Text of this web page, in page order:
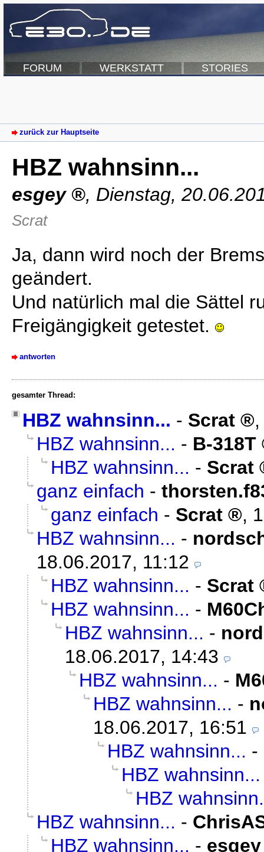
FORUM WERKSTATT STORIES
zurück zur Hauptseite
HBZ wahnsinn...
esgey , Dienstag,
Scrat
Ja, dann wird noch der
geändert.
Und natürlich mal die Sättel
Freigängigkeit getestet.
antworten
gesamter Thread:
HBZ wahnsinn... - Scrat
HBZ wahnsinn... - B-318T
HBZ wahnsinn... - Scrat
ganz einfach -
ganz einfach - Scrat ,
HBZ wahnsinn... -
18.06.2017, 11:12
HBZ wahnsinn... - Scrat
HBZ wahnsinn... -
HBZ wahnsinn... -
18.06.2017, 14:43
HBZ wahnsinn... -
HBZ wahnsinn... -
18.06.2017, 16:51
HBZ wahnsinn... -
HBZ wahnsinn...
HBZ
HBZ wahnsinn... -
HBZ wahnsinn... - esgey